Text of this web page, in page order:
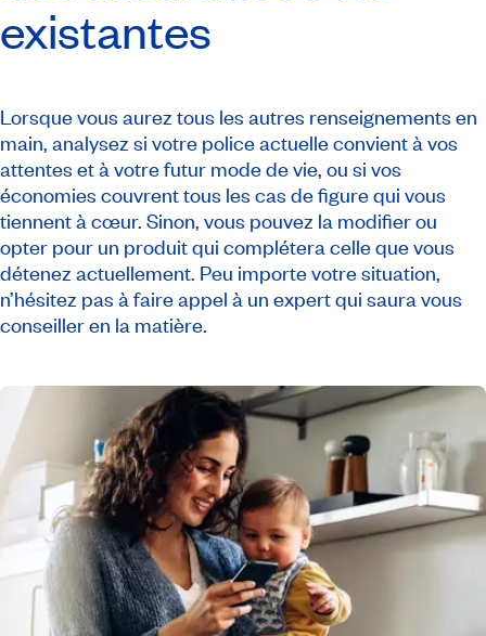
existantes
Lorsque vous aurez tous les autres renseignements en
main, analysez si votre police actuelle convient à vos
attentes et à votre futur mode de vie, ou si vos
économies couvrent tous les cas de figure qui vous
tiennent à cœur. Sinon, vous pouvez la modifier ou
opter pour un produit qui complétera celle que vous
détenez actuellement. Peu importe votre situation,
n’hésitez pas à faire appel à un expert qui saura vous
conseiller en la matière.